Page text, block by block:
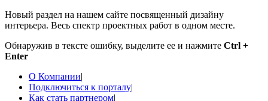
Новый раздел на нашем сайте посвященный дизайну
интерьера. Весь спектр проектных работ в одном месте.
Обнаружив в тексте ошибку, выделите ее и нажмите Ctrl +
Enter
О Компании|
Подключиться к порталу|
Как стать партнером|